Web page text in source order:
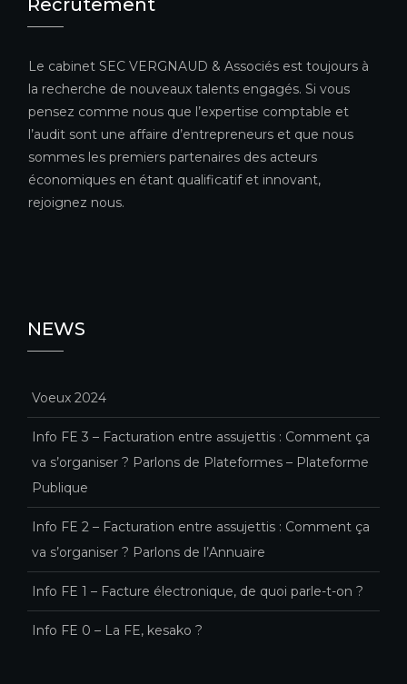
Le cabinet SEC VERGNAUD & Associés est toujours à
la recherche de nouveaux talents engagés. Si vous
pensez comme nous que l’expertise comptable et
l’audit sont une affaire d’entrepreneurs et que nous
sommes les premiers partenaires des acteurs
économiques en étant qualificatif et innovant,
rejoignez nous.
NEWS
Voeux 2024
Info FE 3 – Facturation entre assujettis : Comment ça
va s’organiser ? Parlons de Plateformes – Plateforme
Publique
Info FE 2 – Facturation entre assujettis : Comment ça
va s’organiser ? Parlons de l’Annuaire
Info FE 1 – Facture électronique, de quoi parle-t-on ?
Info FE 0 – La FE, kesako ?